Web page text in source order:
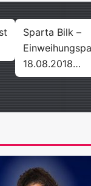
Sparta Bilk –
18.08.2018…